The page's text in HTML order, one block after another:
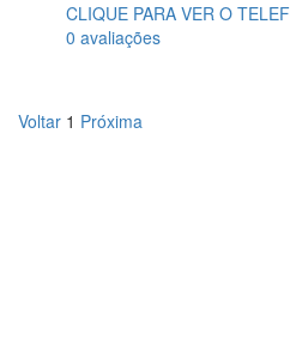
CLIQUE PARA VER O
0 avaliações
Voltar 1 Próxima